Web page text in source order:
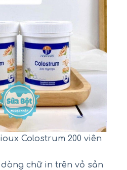
Colostrum 200 viên
chữ in trên vỏ sản